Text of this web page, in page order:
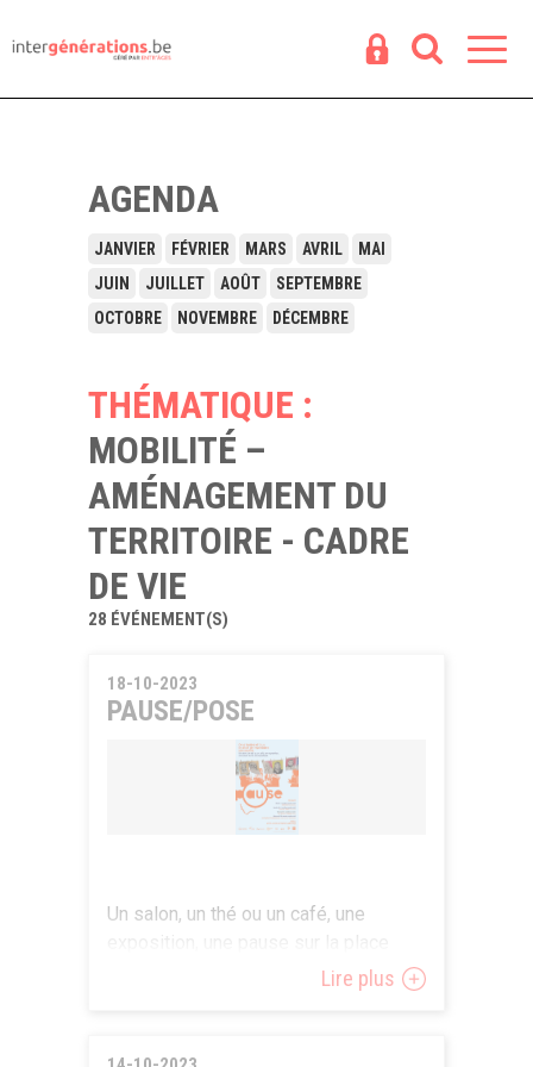
AGENDA
JANVIER FÉVRIER MARS AVRIL
MAI
JUIN
JUILLET AOÛT
SEPTEMBRE
OCTOBRE
NOVEMBRE DÉCEMBRE
THÉMATIQUE :
MOBILITÉ –
AMÉNAGEMENT DU
TERRITOIRE - CADRE
DE VIE
28 ÉVÉNEMENT(S)
18-10-2023
PAUSE/POSE
Un salon, un thé ou un café, une
exposition, une pause sur la place
Lire plus